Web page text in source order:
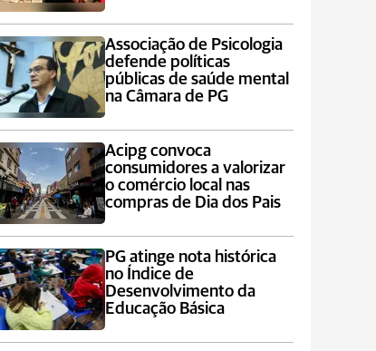
Associação de Psicologia
defende políticas
públicas de saúde mental
na Câmara de PG
Acipg convoca
consumidores a valorizar
o comércio local nas
compras de Dia dos Pais
PG atinge nota histórica
no Índice de
Desenvolvimento da
Educação Básica